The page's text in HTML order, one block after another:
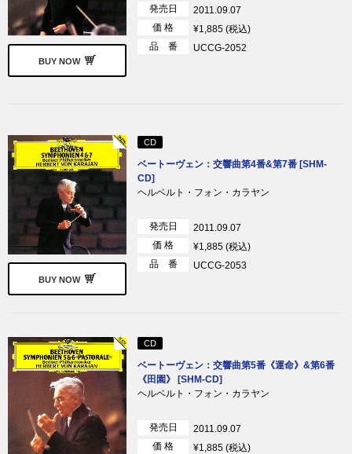
BUY NOW
発売日
2011.09.07
価 格
¥1,885 (税込)
品 番
UCCG-2052
BUY NOW
CD
ベートーヴェン：交響曲第4番&第7番 [SHM-
CD]
ヘルベルト・フォン・カラヤン
発売日
2011.09.07
価 格
¥1,885 (税込)
品 番
UCCG-2053
CD
ベートーヴェン：交響曲第5番《運命》&第6番
《田園》 [SHM-CD]
ヘルベルト・フォン・カラヤン
発売日
2011.09.07
価 格
¥1,885 (税込)